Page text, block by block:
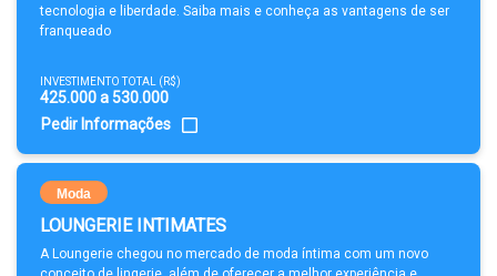
tecnologia e liberdade. Saiba mais e conheça as vantagens de ser
franqueado
INVESTIMENTO TOTAL (R$)
425.000 a 530.000
Pedir Informações
Moda
LOUNGERIE INTIMATES
A Loungerie chegou no mercado de moda íntima com um novo